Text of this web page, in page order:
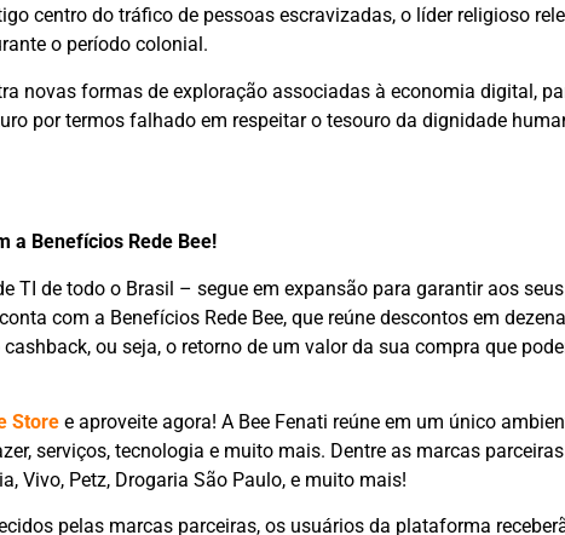
centro do tráfico de pessoas escravizadas, o líder religioso
o período colonial.
novas formas de exploração associadas à economia digital,
por termos falhado em respeitar o tesouro da dignidade
a Benefícios Rede Bee!
TI de todo o Brasil – segue em expansão para garantir aos
com a Benefícios Rede Bee, que reúne descontos em
ou seja, o retorno de um valor da sua compra que
Storee aproveite agora! A Bee Fenati reúne em um único
serviços, tecnologia e muito mais. Dentre as marcas
Vivo, Petz, Drogaria São Paulo, e muito mais!
pelas marcas parceiras, os usuários da plataforma